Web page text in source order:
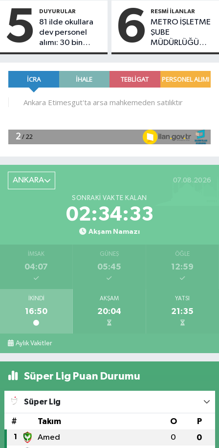
buradayım"
5 DUYURULAR
81 ilde okullara
dev personel
alımı: 30 bin
güvenlik görevlisi
6 RESMI İLANLAR
METRO İŞLETME
ŞUBE
MÜDÜRLÜĞÜ
CRRC ZELC
TREN CAMLARI
MAL ALIMI İŞİ
ANKARA 07.08.2026
SONRAKI VAKTE KALAN
02:34:32
Akşam Namazı
İMSAK
04:07
GÜNEŞ
05:45
ÖĞLE
12:59
İKINDI
16:50
AKŞAM
20:04
YATSI
21:35
Aylık Vakitler
Süper Lig Puan Durumu
Süper Lig
# Takım O P
1 Amed 0 0